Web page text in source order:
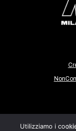
Utilizziamo i